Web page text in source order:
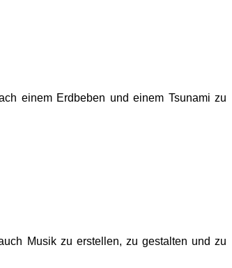
einem Erdbeben und einem Tsunami zu
Musik zu erstellen, zu gestalten und zu